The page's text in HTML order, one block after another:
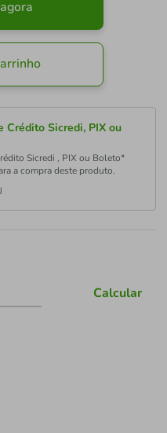
Crédito Sicredi, PIX ou
Sicredi , PIX ou Boleto*
a compra deste produto.
Calcular